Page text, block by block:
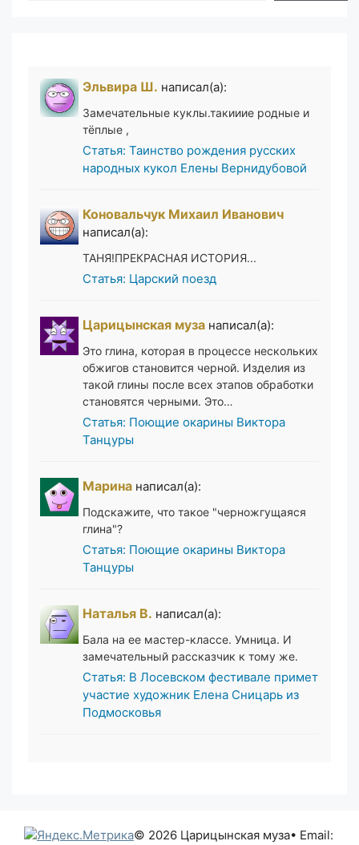
Эльвира Ш. написал(а):
Замечательные куклы.такииие родные и
тёплые ,
Статья: Таинство рождения русских
народных кукол Елены Вернидубовой
Коновальчук Михаил Иванович
написал(а):
ТАНЯ!ПРЕКРАСНАЯ ИСТОРИЯ...
Статья: Царский поезд
Царицынская муза написал(а):
Это глина, которая в процессе нескольких
обжигов становится черной. Изделия из
такой глины после всех этапов обработки
становятся черными. Это…
Статья: Поющие окарины Виктора
Танцуры
Марина написал(а):
Подскажите, что такое "черножгущаяся
глина"?
Статья: Поющие окарины Виктора
Танцуры
Наталья В. написал(а):
Бала на ее мастер-классе. Умница. И
замечательный рассказчик к тому же.
Статья: В Лосевском фестивале примет
участие художник Елена Сницарь из
Подмосковья
© 2026 Царицынская муза• Email: